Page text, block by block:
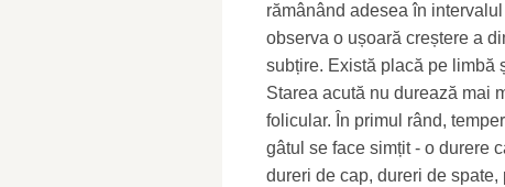
rămânând adesea în
observa o ușoară creștere a
subțire. Există placă pe limbă
Starea acută nu durează mai
folicular. În primul rând,
gâtul se face simțit - o durere
dureri de cap, dureri de